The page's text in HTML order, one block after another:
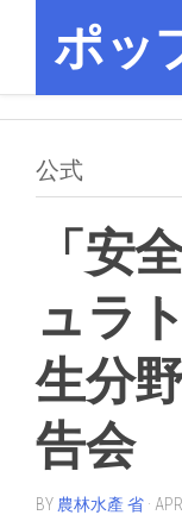
contentポッ
公式
「安
ュラ
生分
告会
BY 農林水產 省 ·